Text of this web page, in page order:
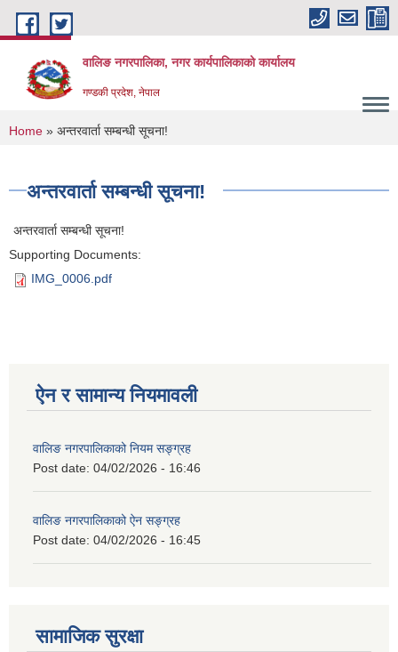
Skip to main content
वालिङ नगरपालिका, नगर कार्यपालिकाको कार्यालय
गण्डकी प्रदेश, नेपाल
You are here
Home » अन्तरवार्ता सम्बन्धी सूचना!
अन्तरवार्ता सम्बन्धी सूचना!
अन्तरवार्ता सम्बन्धी सूचना!
Supporting Documents:
IMG_0006.pdf
ऐन र सामान्य नियमावली
वालिङ नगरपालिकाको नियम सङ्ग्रह
Post date: 04/02/2026 - 16:46
वालिङ नगरपालिकाको ऐन सङ्ग्रह
Post date: 04/02/2026 - 16:45
सामाजिक सुरक्षा